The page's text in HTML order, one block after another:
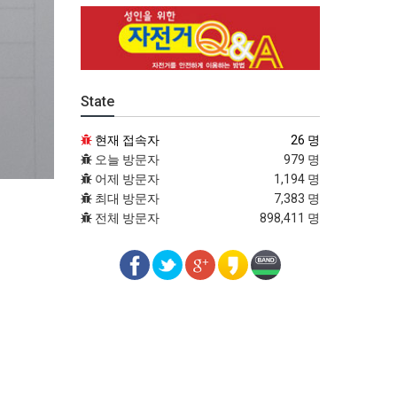
State
현재 접속자
26 명
오늘 방문자
979 명
어제 방문자
1,194 명
최대 방문자
7,383 명
전체 방문자
898,411 명